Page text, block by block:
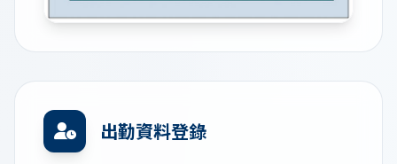
出勤資料登錄